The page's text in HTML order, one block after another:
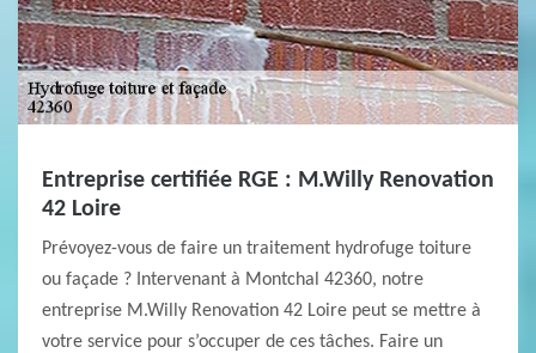
Entreprise certifiée RGE : M.Willy Renovation
42 Loire
Prévoyez-vous de faire un traitement hydrofuge toiture
ou façade ? Intervenant à Montchal 42360, notre
entreprise M.Willy Renovation 42 Loire peut se mettre à
votre service pour s’occuper de ces tâches. Faire un